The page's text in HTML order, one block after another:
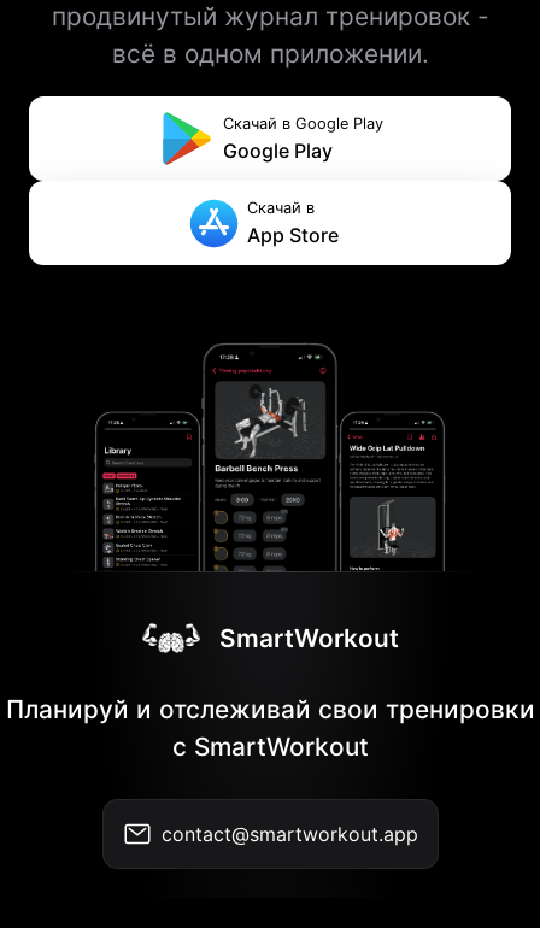
продвинутый журнал тренировок -
всё в одном приложении.
Скачай в Google Play
Google Play
Скачай в
App Store
SmartWorkout
Планируй и отслеживай свои тренировки
с SmartWorkout
contact@smartworkout.app